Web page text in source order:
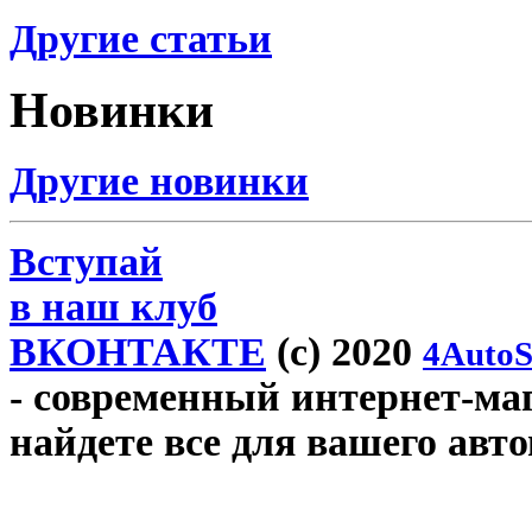
Другие статьи
Новинки
Другие новинки
Вступай
в наш клуб
ВКОНТАКТЕ (c) 2020
- современный интернет-
найдете все для вашего